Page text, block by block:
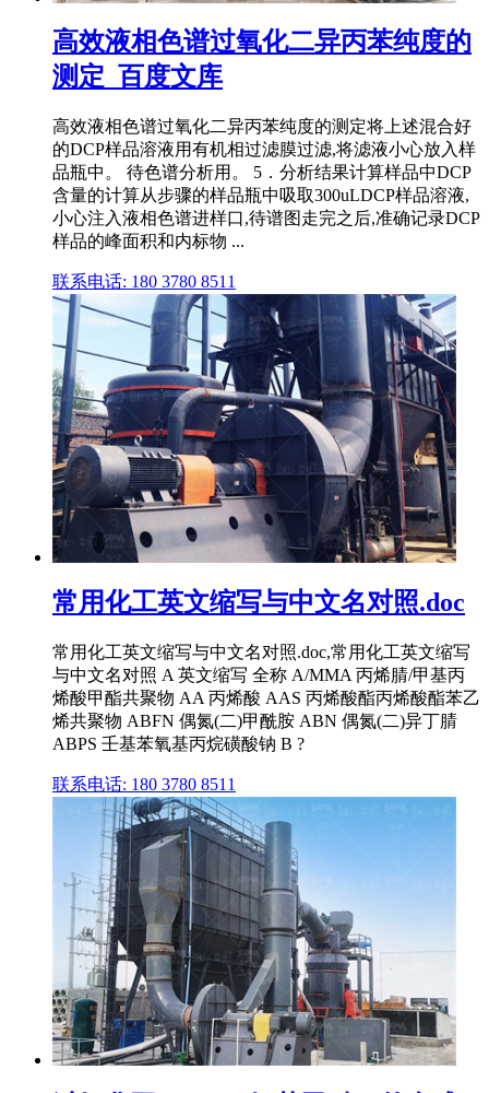
高效液相色谱过氧化二异丙苯纯度的
测定_百度文库
高效液相色谱过氧化二异丙苯纯度的测定将上述混合好
的DCP样品溶液用有机相过滤膜过滤,将滤液小心放入样
品瓶中。 待色谱分析用。 5．分析结果计算样品中DCP
含量的计算从步骤的样品瓶中吸取300uLDCP样品溶液,
小心注入液相色谱进样口,待谱图走完之后,准确记录DCP
样品的峰面积和内标物 ...
联系电话: 180 3780 8511
常用化工英文缩写与中文名对照.doc
常用化工英文缩写与中文名对照.doc,常用化工英文缩写
与中文名对照 A 英文缩写 全称 A/MMA 丙烯腈/甲基丙
烯酸甲酯共聚物 AA 丙烯酸 AAS 丙烯酸酯丙烯酸酯苯乙
烯共聚物 ABFN 偶氮(二)甲酰胺 ABN 偶氮(二)异丁腈
ABPS 壬基苯氧基丙烷磺酸钠 B ?
联系电话: 180 3780 8511